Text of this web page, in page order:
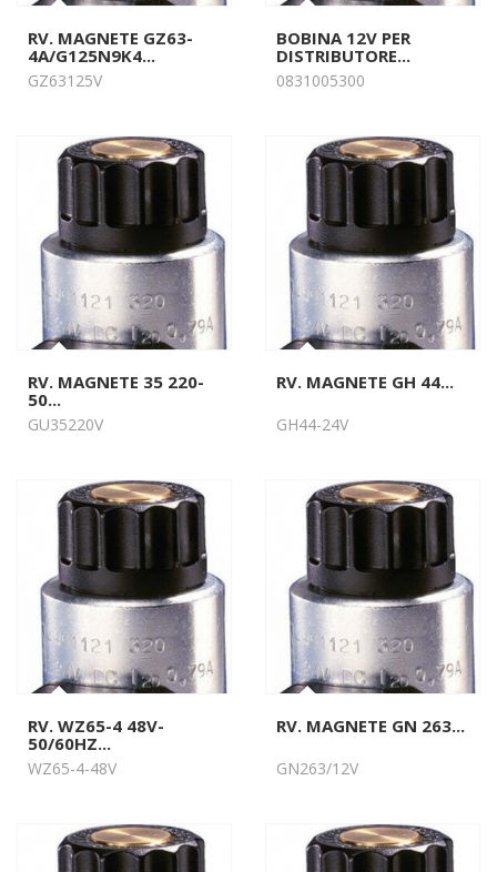
RV. MAGNETE GZ63-
4A/G125N9K4...
GZ63125V
BOBINA 12V PER
DISTRIBUTORE...
0831005300
RV. MAGNETE 35 220-
50...
GU35220V
RV. MAGNETE GH 44...
GH44-24V
RV. WZ65-4 48V-
50/60HZ...
WZ65-4-48V
RV. MAGNETE GN 263...
GN263/12V